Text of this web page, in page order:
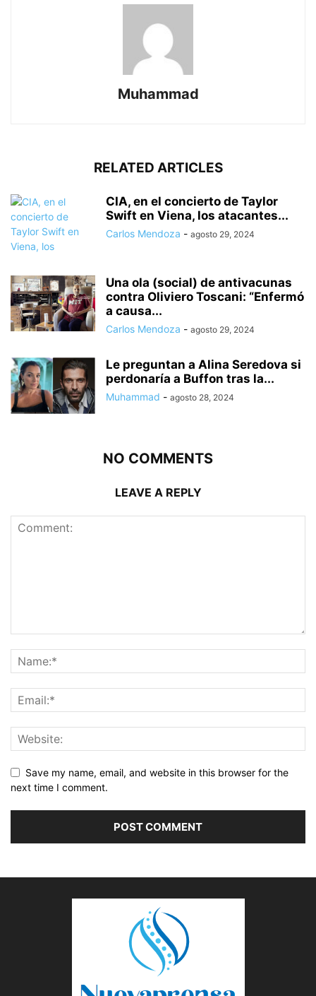
Muhammad
RELATED ARTICLES
CIA, en el concierto de Taylor
Swift en Viena, los atacantes...
Carlos Mendoza - agosto 29, 2024
Una ola (social) de antivacunas
contra Oliviero Toscani: “Enfermó
a causa...
Carlos Mendoza - agosto 29, 2024
Le preguntan a Alina Seredova si
perdonaría a Buffon tras la...
Muhammad - agosto 28, 2024
NO COMMENTS
LEAVE A REPLY
Save my name, email, and website in this browser for the
next time I comment.